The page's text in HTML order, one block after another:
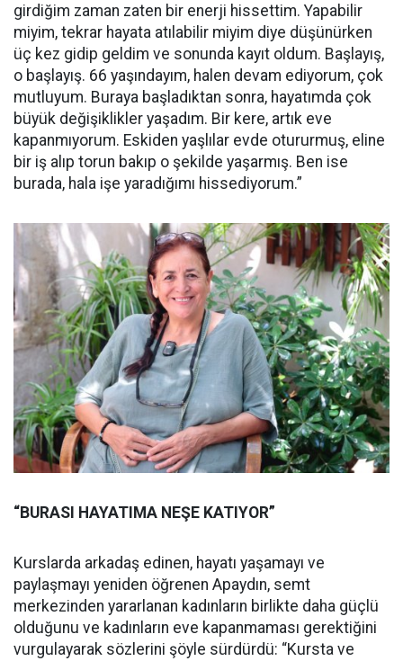
girdiğim zaman zaten bir enerji hissettim. Yapabilir
miyim, tekrar hayata atılabilir miyim diye düşünürken
üç kez gidip geldim ve sonunda kayıt oldum. Başlayış,
o başlayış. 66 yaşındayım, halen devam ediyorum, çok
mutluyum. Buraya başladıktan sonra, hayatımda çok
büyük değişiklikler yaşadım. Bir kere, artık eve
kapanmıyorum. Eskiden yaşlılar evde otururmuş, eline
bir iş alıp torun bakıp o şekilde yaşarmış. Ben ise
burada, hala işe yaradığımı hissediyorum.”
“BURASI HAYATIMA NEŞE KATIYOR”
Kurslarda arkadaş edinen, hayatı yaşamayı ve
paylaşmayı yeniden öğrenen Apaydın, semt
merkezinden yararlanan kadınların birlikte daha güçlü
olduğunu ve kadınların eve kapanmaması gerektiğini
vurgulayarak sözlerini şöyle sürdürdü: “Kursta ve